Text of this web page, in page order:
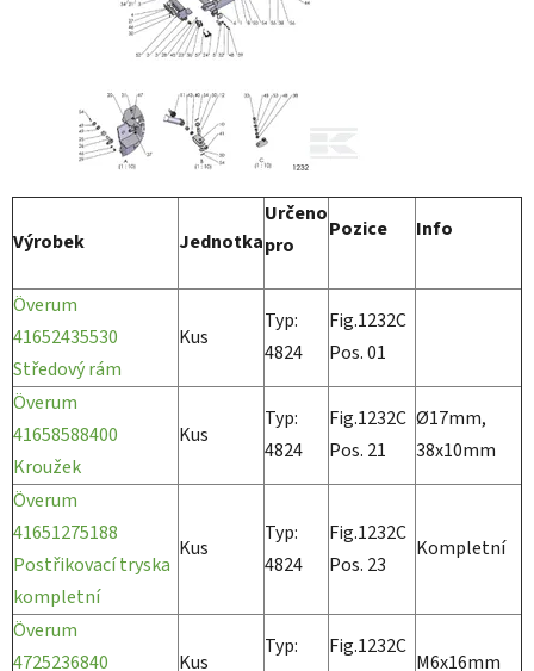
Výrobek Jednotka
Určeno
pro
Pozice Info
Överum
41652435530
Středový rám
Kus
Typ:
4824
Fig.1232C
Pos. 01
Överum
41658588400
Kroužek
Kus
Typ:
4824
Fig.1232C
Pos. 21
Ø17mm,
38x10mm
Överum
41651275188
Postřikovací tryska
kompletní
Kus
Typ:
4824
Fig.1232C
Pos. 23
Kompletní
Överum
4725236840
Kus
Typ:
Fig.1232C
M6x16mm